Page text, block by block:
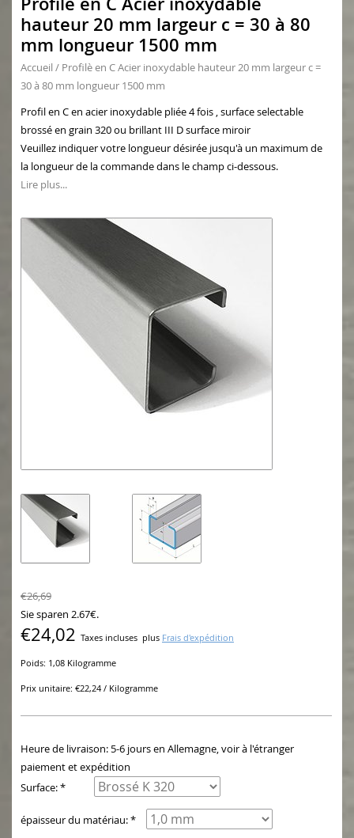
hauteur 20 mm largeur c = 30 à 80
mm longueur 1500 mm
Accueil / Profilè en C Acier inoxydable hauteur 20 mm largeur c =
30 à 80 mm longueur 1500 mm
Profil en C en acier inoxydable pliée 4 fois , surface selectable
brossé en grain 320 ou brillant III D surface miroir
Veuillez indiquer votre longueur désirée jusqu'à un maximum de
la longueur de la commande dans le champ ci-dessous.
Lire plus...
€26,69
Sie sparen 2.67€.
€24,02 Taxes incluses plus Frais d'expédition
Poids: 1,08 Kilogramme
Prix unitaire: €22,24 / Kilogramme
Heure de livraison: 5-6 jours en Allemagne, voir à l'étranger
paiement et expédition
Surface: *
épaisseur du matériau: *